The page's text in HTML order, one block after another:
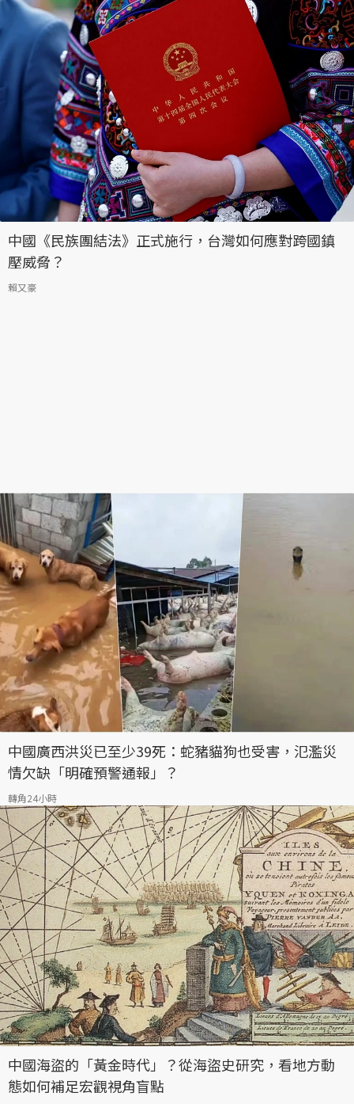
中國《民族團結法》正式施行，台灣如何應對跨國鎮
壓威脅？
賴又豪
中國廣西洪災已至少39死：蛇豬貓狗也受害，氾濫災
情欠缺「明確預警通報」？
轉角24小時
中國海盜的「黃金時代」？從海盜史研究，看地方動
態如何補足宏觀視角盲點